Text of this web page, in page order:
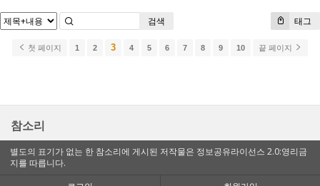
태그
검색
첫 페이지 1 2 3 4 5 6 7 8 9 10 끝 페이지
참소리
별도의 표기가 없는 한 참소리에 게시된 저작물은 정보공유라이선스 2.0:영리금
지를 따릅니다.